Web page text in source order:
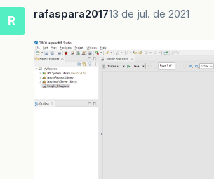
R rafaspara201713 de jul. de 2021